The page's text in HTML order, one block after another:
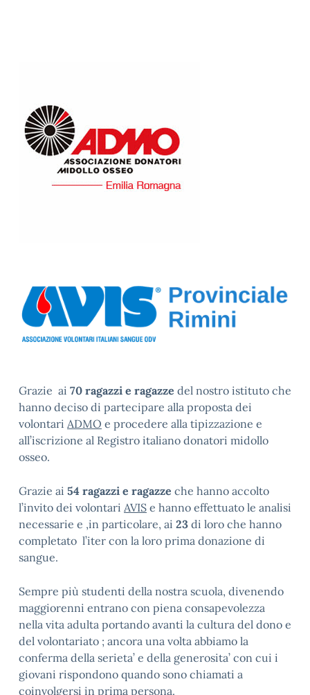
Grazie ai 70 ragazzi e ragazze del nostro istituto che
hanno deciso di partecipare alla proposta dei
volontari ADMO e procedere alla tipizzazione e
all’iscrizione al Registro italiano donatori midollo
osseo.
Grazie ai 54 ragazzi e ragazze che hanno accolto
l’invito dei volontari AVIS e hanno effettuato le analisi
necessarie e ,in particolare, ai 23 di loro che hanno
completato l’iter con la loro prima donazione di
sangue.
Sempre più studenti della nostra scuola, divenendo
maggiorenni entrano con piena consapevolezza
nella vita adulta portando avanti la cultura del dono e
del volontariato ; ancora una volta abbiamo la
conferma della serieta’ e della generosita’ con cui i
giovani rispondono quando sono chiamati a
coinvolgersi in prima persona.